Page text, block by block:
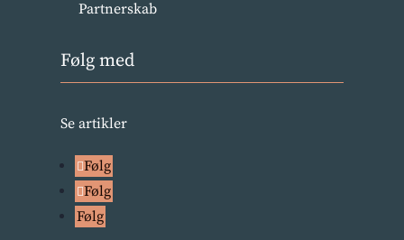
Partnerskab
Følg med
Se artikler
Følg
Følg
Følg